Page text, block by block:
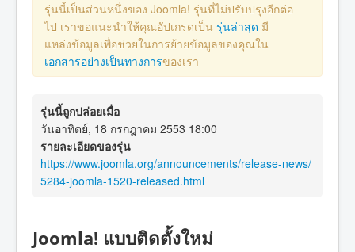
รุ่นนี้เป็นส่วนหนึ่งของ Joomla! รุ่นที่ไม่ปรับปรุงอีกต่อ
ไป เราขอแนะนำให้คุณอัปเกรดเป็น รุ่นล่าสุด มี
แหล่งข้อมูลเพื่อช่วยในการย้ายข้อมูลของคุณใน
เอกสารอย่างเป็นทางการของเรา
รุ่นนี้ถูกปล่อยเมื่อ
วันอาทิตย์, 18 กรกฎาคม 2553 18:00
รายละเอียดของรุ่น
https://www.joomla.org/announcements/release-news/
5284-joomla-1520-released.html
Joomla! แบบติดตั้งใหม่